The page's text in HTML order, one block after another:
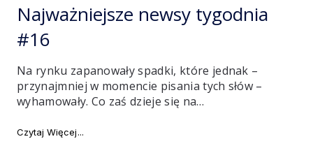
Najważniejsze newsy tygodnia
#16
Na rynku zapanowały spadki, które jednak –
przynajmniej w momencie pisania tych słów –
wyhamowały. Co zaś dzieje się na…
Czytaj Więcej